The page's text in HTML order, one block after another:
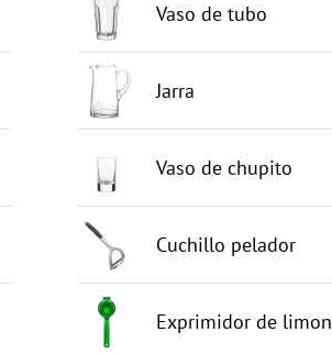
Vaso de tubo
Jarra
Vaso de chupito
Cuchillo pelador
Exprimidor de limon